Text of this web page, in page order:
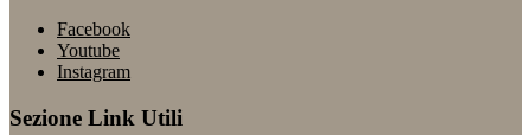
Facebook
Youtube
Instagram
Sezione Link Utili